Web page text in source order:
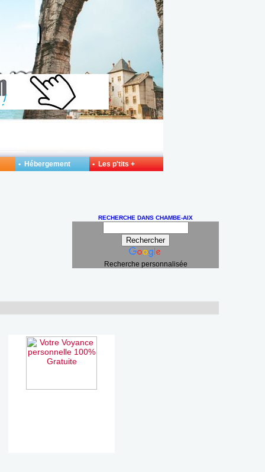
RECHERCHE DANS CHAMBE-AIX
Recherche personnalisée
• Hébergement • Les p'tits +